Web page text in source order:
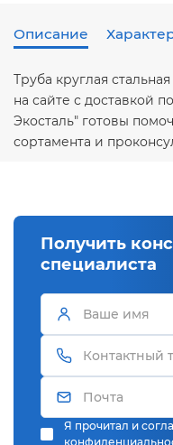
Описание
Труба круглая
на сайте с
Экосталь" готовы
сортамента и
Получить
специалиста
Я прочитал и